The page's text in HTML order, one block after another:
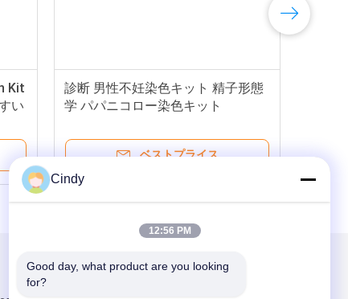
Kit
い
診断 男性不妊染色キット 精子形態
学 パパニコロー染色キット
ベストプライス
メールでお問い合わせ
Cindy
12:56 PM
Good day, what product are you looking
for?